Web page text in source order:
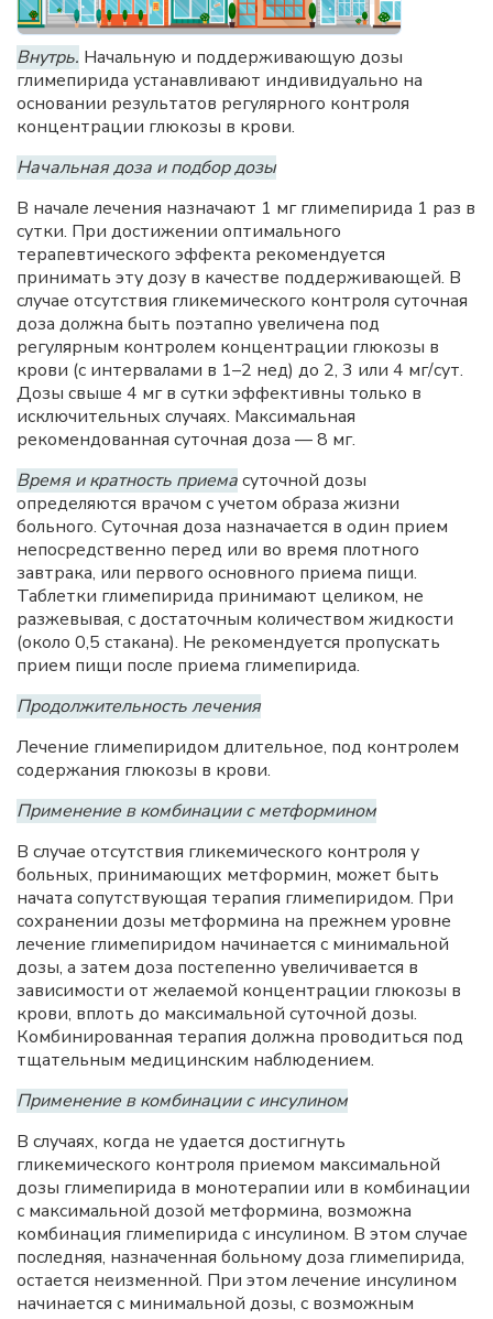
Внутрь. Начальную и поддерживающую дозы
глимепирида устанавливают индивидуально на
основании результатов регулярного контроля
концентрации глюкозы в крови.
Начальная доза и подбор дозы
В начале лечения назначают 1 мг глимепирида 1 раз в
сутки. При достижении оптимального
терапевтического эффекта рекомендуется
принимать эту дозу в качестве поддерживающей. В
случае отсутствия гликемического контроля суточная
доза должна быть поэтапно увеличена под
регулярным контролем концентрации глюкозы в
крови (с интервалами в 1–2 нед) до 2, 3 или 4 мг/сут.
Дозы свыше 4 мг в сутки эффективны только в
исключительных случаях. Максимальная
рекомендованная суточная доза — 8 мг.
Время и кратность приемасуточной дозы
определяются врачом с учетом образа жизни
больного. Суточная доза назначается в один прием
непосредственно перед или во время плотного
завтрака, или первого основного приема пищи.
Таблетки глимепирида принимают целиком, не
разжевывая, с достаточным количеством жидкости
(около 0,5 стакана). Не рекомендуется пропускать
прием пищи после приема глимепирида.
Продолжительность лечения
Лечение глимепиридом длительное, под контролем
содержания глюкозы в крови.
Применение в комбинации с метформином
В случае отсутствия гликемического контроля у
больных, принимающих метформин, может быть
начата сопутствующая терапия глимепиридом. При
сохранении дозы метформина на прежнем уровне
лечение глимепиридом начинается с минимальной
дозы, а затем доза постепенно увеличивается в
зависимости от желаемой концентрации глюкозы в
крови, вплоть до максимальной суточной дозы.
Комбинированная терапия должна проводиться под
тщательным медицинским наблюдением.
Применение в комбинации с инсулином
В случаях, когда не удается достигнуть
гликемического контроля приемом максимальной
дозы глимепирида в монотерапии или в комбинации
с максимальной дозой метформина, возможна
комбинация глимепирида с инсулином. В этом случае
последняя, назначенная больному доза глимепирида,
остается неизменной. При этом лечение инсулином
начинается с минимальной дозы, с возможным